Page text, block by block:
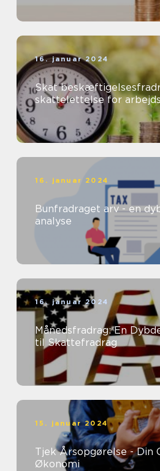
16. januar 2024
Skat
skattelettelse for
16. januar 2024
Bunfradraget arv - en
analyse
16. januar 2024
Månedsfradrag: En
til Skattefradrag
15. januar 2024
Tjek Årsopgørelse - Din
Økonomi